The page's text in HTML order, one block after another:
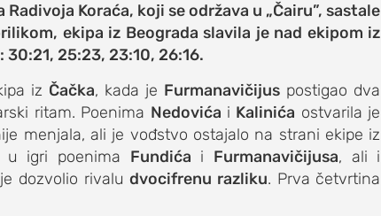
Koraća, koji se održava u „Čairu”, sastale
ekipa iz Beograda slavila je nad ekipom iz
25:23, 23:10, 26:16.
iz Čačka, kada je Furmanavičijus postigao dva
ritam. Poenima Nedovića i Kalinića ostvarila je
menjala, ali je vođstvo ostajalo na strani ekipe iz
igri poenima Fundića i Furmanavičijusa, ali i
dozvolio rivaludvocifrenu razliku. Prva četvrtina